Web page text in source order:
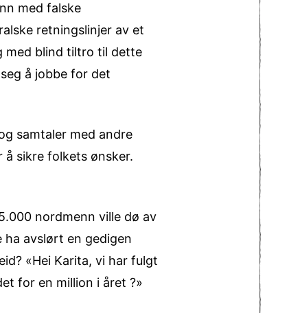
med falske
retningslinjer av et
med blind tiltro til dette
å jobbe for det
samtaler med andre
sikre folkets ønsker.
nordmenn ville dø av
ha avslørt en gedigen
«Hei Karita, vi har fulgt
for en million i året ?»